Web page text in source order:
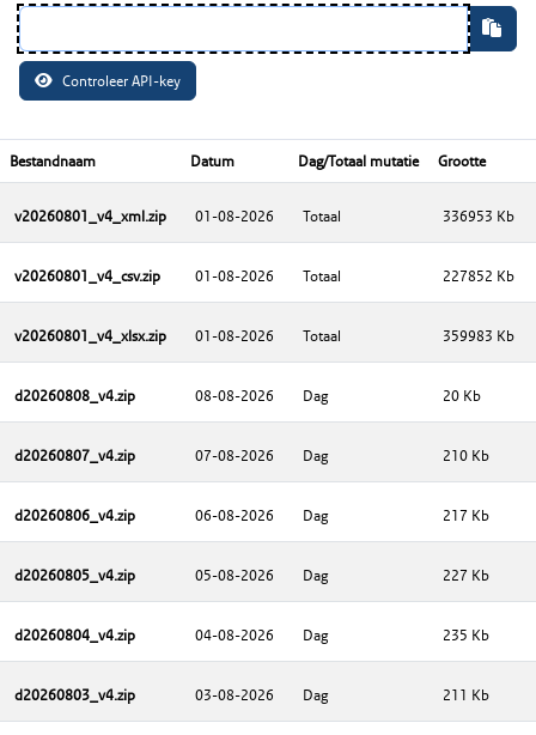
Controleer API-key
Bestandnaam Datum Dag/Totaal mutatie Grootte
v20260801_v4_xml.zip 01-08-2026 Totaal 336953 Kb
v20260801_v4_csv.zip 01-08-2026 Totaal 227852 Kb
v20260801_v4_xlsx.zip 01-08-2026 Totaal 359983 Kb
d20260808_v4.zip 08-08-2026 Dag 20 Kb
d20260807_v4.zip 07-08-2026 Dag 210 Kb
d20260806_v4.zip 06-08-2026 Dag 217 Kb
d20260805_v4.zip 05-08-2026 Dag 227 Kb
d20260804_v4.zip 04-08-2026 Dag 235 Kb
d20260803_v4.zip 03-08-2026 Dag 211 Kb